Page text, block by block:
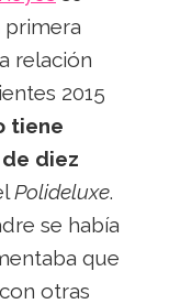
primera
relación
2015
tiene
diez
Polideluxe.
se había
que
otras